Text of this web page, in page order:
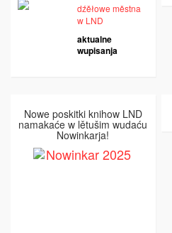
dźěłowe městna
w LND
aktualne
wupisanja
Nowe poskitki knihow LND
namakaće w lětušim wudaću
Nowinkarja!